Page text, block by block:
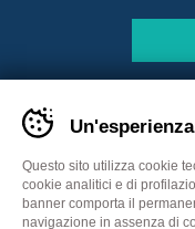
Questo sito utilizza cookie
cookie analitici e di
banner comporta il
navigazione in assenza di